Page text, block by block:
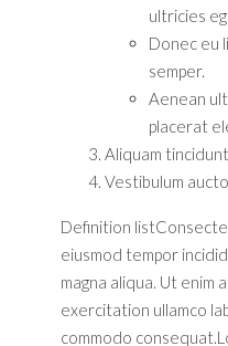
ultricies
Donec eu
semper.
Aenean
placerat
Aliquam
Vestibulum
Definition
eiusmod tempor
magna aliqua. Ut enim
exercitation ullamco
commodo